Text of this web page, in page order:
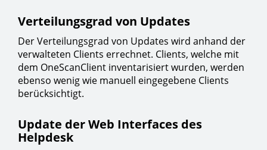
Verteilungsgrad von Updates
Der Verteilungsgrad von Updates wird anhand der
verwalteten Clients errechnet. Clients, welche mit
dem OneScanClient inventarisiert wurden, werden
ebenso wenig wie manuell eingegebene Clients
berücksichtigt.
Update der Web Interfaces des
Helpdesk